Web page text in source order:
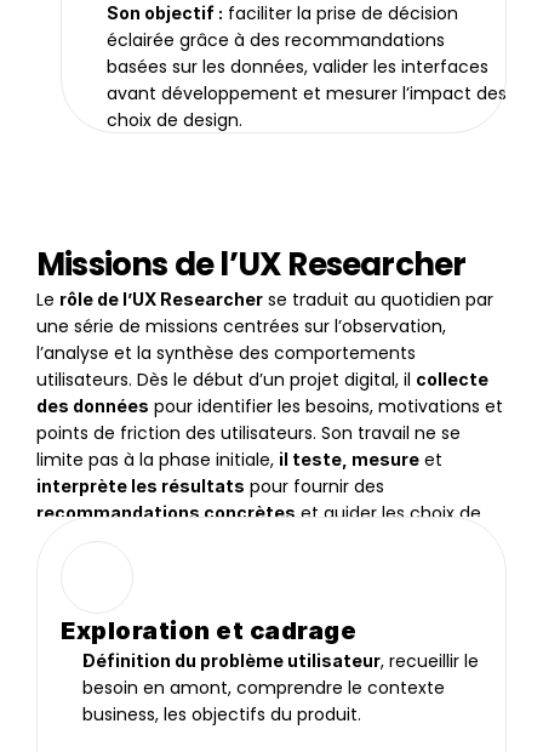
Son objectif : faciliter la prise de décision
éclairée grâce à des recommandations
basées sur les données, valider les interfaces
avant développement et mesurer l’impact des
choix de design.
Missions de l’UX Researcher
Le rôle de l’UX Researcher se traduit au quotidien par
une série de missions centrées sur l’observation,
l’analyse et la synthèse des comportements
utilisateurs. Dès le début d’un projet digital, il collecte
des données pour identifier les besoins, motivations et
points de friction des utilisateurs. Son travail ne se
limite pas à la phase initiale, il teste, mesure
interprète les résultats
recommandations concrètes et guider les choix de
design et de produit.
Exploration et cadrage
Définition du problème utilisateur, recueillir le
besoin en amont, comprendre le contexte
business, les objectifs du produit.